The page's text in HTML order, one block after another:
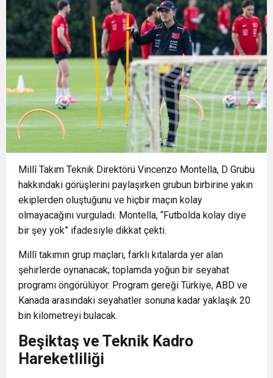
GENİŞLİYOR
13:35 Çocukların hayallerini Filenin Sultanları
süslüyor
13:31 Buca Metrosu’nda dev adım Tünellerin büyük
bölümü tamamlandı
13:13 Kemeraltı’nın yaşayan mirasına 22 yıldır
kesintisiz destek Tarihi çarşının nasırlı elleri
21:00 Yayına Giriyor!
Millî Takım Teknik Direktörü Vincenzo Montella, D Grubu
hakkındaki görüşlerini paylaşırken grubun birbirine yakın
ekiplerden oluştuğunu ve hiçbir maçın kolay
olmayacağını vurguladı. Montella, “Futbolda kolay diye
bir şey yok” ifadesiyle dikkat çekti.
Millî takımın grup maçları, farklı kıtalarda yer alan
şehirlerde oynanacak; toplamda yoğun bir seyahat
programı öngörülüyor. Program gereği Türkiye, ABD ve
Kanada arasındaki seyahatler sonuna kadar yaklaşık 20
bin kilometreyi bulacak.
Beşiktaş ve Teknik Kadro
Hareketliliği